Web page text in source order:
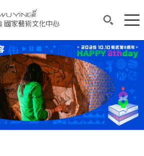
文化中心
內容區。
塊列有本網站主要連結。
術文化中心
搜尋(開
網
本頁主要內容區。